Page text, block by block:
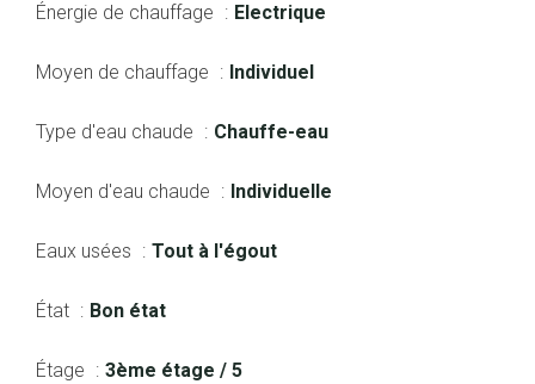
Énergie de chauffage Electrique
Moyen de chauffage Individuel
Type d'eau chaude Chauffe-eau
Moyen d'eau chaude Individuelle
Eaux usées Tout à l'égout
État Bon état
Étage 3ème étage / 5